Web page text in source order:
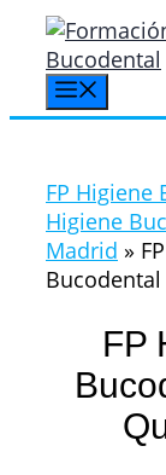
Saltar
contenido
FP Higiene
Higiene
Madrid »
FP